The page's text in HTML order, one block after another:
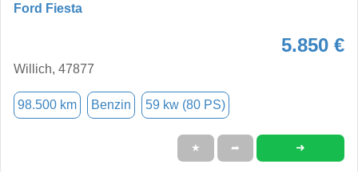
Ford Fiesta
5.850 €
Willich, 47877
98.500 km Benzin 59 kw (80 PS)
★ ➦ ➜